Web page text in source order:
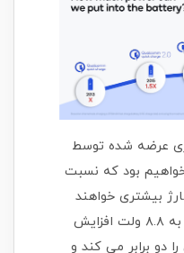
عرضه شده توسط
خواهیم بود که نسبت
بیشتری خواهند
داشت و در واقع ولتاژ ۴.۴ را به ۸.۸ ولت افزایش
دو برابر می کند و